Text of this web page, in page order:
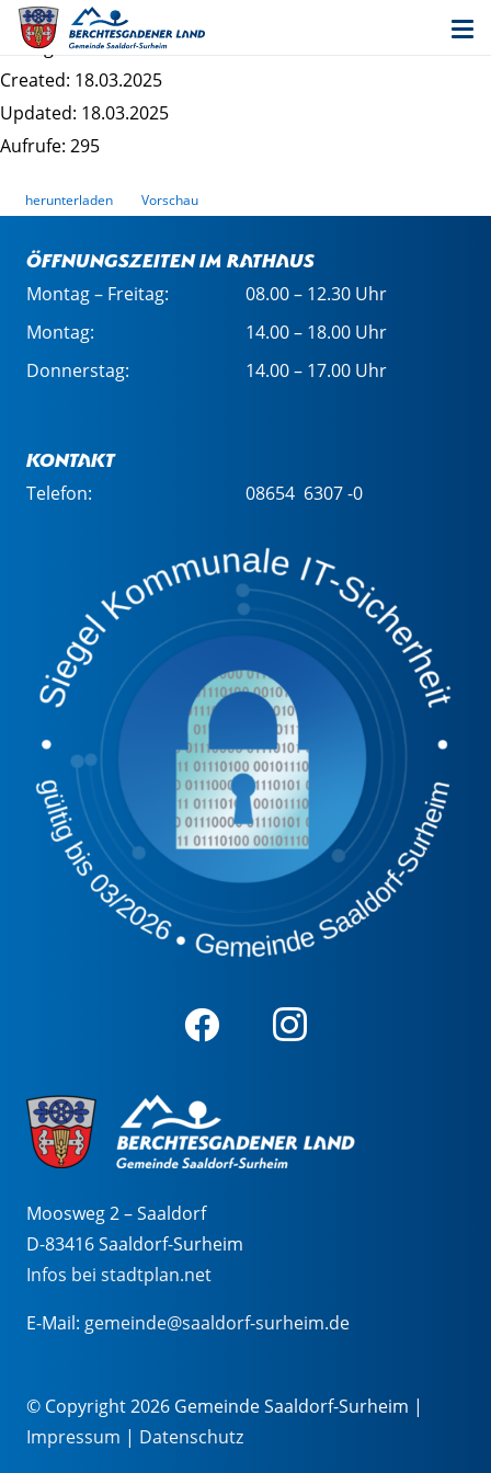
4. Änderung Schrankbaum - Begründung
Dateigrösse: 2.41 MB
Created: 18.03.2025
Updated: 18.03.2025
Aufrufe: 295
herunterladen Vorschau
Öffnungszeiten im Rathaus
Montag – Freitag:
08.00 – 12.30 Uhr
Montag:
14.00 – 18.00 Uhr
Donnerstag:
14.00 – 17.00 Uhr
Kontakt
Telefon: 08654 6307 -0
Moosweg 2 – Saaldorf
D-83416 Saaldorf-Surheim
Infos bei stadtplan.net
E-Mail: gemeinde@saaldorf-surheim.de
© Copyright 2026 Gemeinde Saaldorf-Surheim |
Impressum | Datenschutz